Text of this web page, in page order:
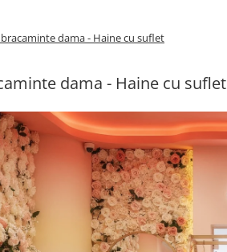
dama - Haine cu suflet
dama - Haine cu suflet